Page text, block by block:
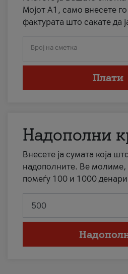
Мојот А1, само внесете го
фактурата што сакате да
Број на сметка
Плати
Надополни
Внесете ја сумата која
надополните. Ве молиме,
помеѓу 100 и 1000